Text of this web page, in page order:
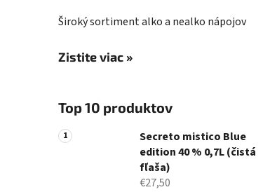
Široký sortiment alko a nealko nápojov
Zistite viac »
Top 10 produktov
Secreto mistico Blue
edition 40 % 0,7L (čistá
fľaša)
€27,50